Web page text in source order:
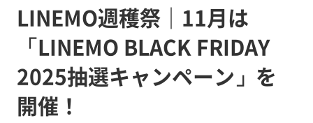
LINEMO週穫祭｜11月は
「LINEMO BLACK FRIDAY
2025抽選キャンペーン」を
開催！